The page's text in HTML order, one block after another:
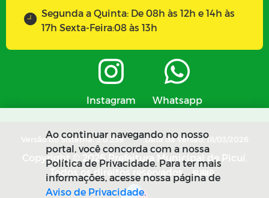
Segunda a Quinta: De 08h às 12h e 14h às
17h Sexta-Feira:08 às 13h
Instagram Whatsapp
Versão do Sistema: 5.0.239 Data da Versão: 18/03/2026
Copyright © 2026 Prefeitura Municipal de Picuí.
Todos os direitos reservados.
SUBIR
Ao continuar navegando no nosso
portal, você concorda com a nossa
Política de Privacidade. Para ter mais
informações, acesse nossa página de
Aviso de Privacidade.